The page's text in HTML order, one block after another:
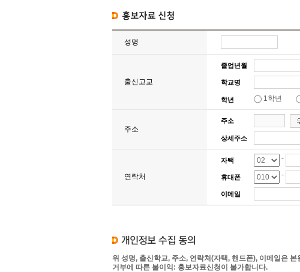
성명
출신고교
졸업년월
학교명
학년 1학년
주소
주소
상세주소
연락처
자택 -
휴대폰 -
이메일
위 성명, 출신학교, 주소, 연락처(자택, 핸드폰), 이메일은
거부에 따른 불이익: 홍보자료신청이 불가합니다.